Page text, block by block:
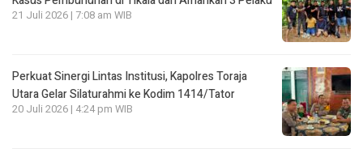
21 Juli 2026 | 7:08 am WIB
Perkuat Sinergi Lintas Institusi, Kapolres Toraja
Utara Gelar Silaturahmi ke Kodim 1414/Tator
20 Juli 2026 | 4:24 pm WIB